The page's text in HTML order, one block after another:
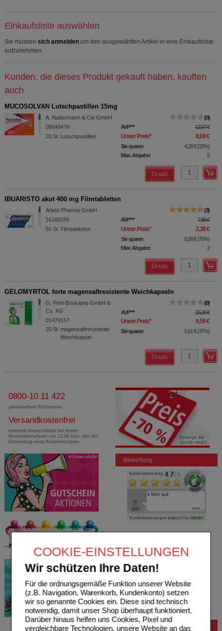
COOKIE-EINSTELLUNGEN
Wir schützen Ihre Daten!
Für die ordnungsgemäße Funktion unserer Website
(z.B. Navigation, Warenkorb, Kundenkonto) setzen
wir so genannte Cookies ein. Diese sind technisch
notwendig, damit unser Shop überhaupt funktioniert.
Darüber hinaus helfen uns Cookies, Pixel und
vergleichbare Technologien, unsere Website an das
Einkaufsliste auswählen
Sie müssen sich anmelden um den ausgewählten Artikel in eine Einkaufsliste
aufzunehmen.
Kunden, die dieses Produkt gekauft haben, kauften
auch
MUCOSOLVAN Lutschpastillen 15mg
A. Nattermann & Cie GmbH
08648479
20 St Lutschpastillen
0
AVP*** 12,97 €
Unser Preis* 8,69 €
Sie sparen 4,28 € (33%)
Max. Abgabe:
5
Details
IBUARISTO akut 400 mg Filmtabletten
Aristo Pharma GmbH
16160295
50 St Filmtabletten
3
AVP*** 7,96 €
Unser Preis* 2,38 €
Sie sparen 5,58 € (70%)
Max. Abgabe:
2
Details
GELOMYRTOL forte magensaftresistente Weichkapseln
G. Pohl-Boskamp GmbH &
Co. KG
01479157
20 St magensaftresistente
Weichkapsel
0
AVP*** 15,20 €
Unser Preis* 9,59 €
Sie sparen 5,61 € (37%)
Details
0800-10 11 422
gebührenfreie Rufnummer
Versandkostenfrei
innerhalb Deutschlands bei einem
Mindestbestellwert von 13,99 Euro oder bei
Einsendung eines Kassenrezeptes
Bewertung
Bestellung